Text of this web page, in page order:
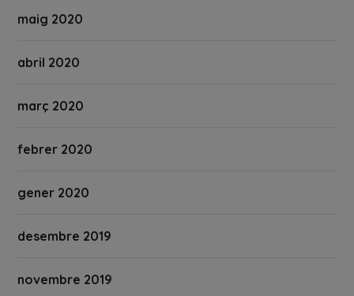
maig 2020
abril 2020
març 2020
febrer 2020
gener 2020
desembre 2019
novembre 2019